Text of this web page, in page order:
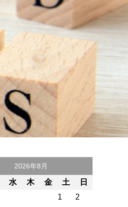
2026年8月
水 木 金 土
日
1
2